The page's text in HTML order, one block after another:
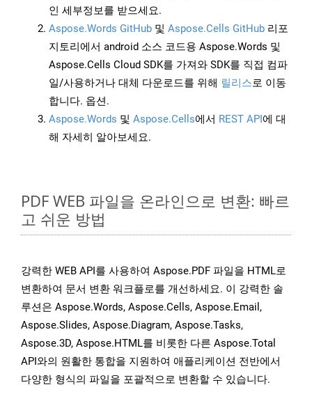
인 세부정보를 받으세요.
Aspose.Words GitHub 및 Aspose.Cells GitHub 리포
지토리에서 android 소스 코드용 Aspose.Words 및
Aspose.Cells Cloud SDK를 가져와 SDK를 직접 컴파
일/사용하거나 대체 다운로드를 위해 릴리스로 이동
합니다. 옵션.
Aspose.Words 및 Aspose.Cells에서 REST API에 대
해 자세히 알아보세요.
PDF WEB 파일을 온라인으로 변환: 빠르
고 쉬운 방법
강력한 WEB API를 사용하여 Aspose.PDF 파일을 HTML로
변환하여 문서 변환 워크플로를 개선하세요. 이 강력한 솔
루션은 Aspose.Words, Aspose.Cells, Aspose.Email,
Aspose.Slides, Aspose.Diagram, Aspose.Tasks,
Aspose.3D, Aspose.HTML를 비롯한 다른 Aspose.Total
API와의 원활한 통합을 지원하여 애플리케이션 전반에서
다양한 형식의 파일을 포괄적으로 변환할 수 있습니다.